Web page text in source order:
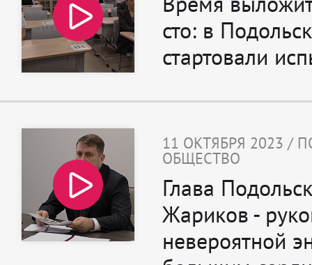
сто: в
стартовали
11 ОКТЯБРЯ 2023 /
ОБЩЕСТВО
Глава
Жариков -
невероятной